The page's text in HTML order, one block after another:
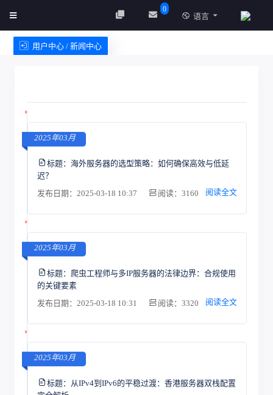
0
语言
用户中心 / 新闻中心
2025年03月
标题： 海外服务器的选型策略：如何确保高效与低延
迟？
发布日期：2025-03-18 10:37
阅读：3160 阅读全文
2025年03月
标题： 爬虫工程师与多IP服务器的法律边界：合规使用
的关键要素
发布日期：2025-03-18 10:31
阅读：3320 阅读全文
2025年03月
标题：
从IPv4到IPv6的平稳过渡：香港服务器双栈配置